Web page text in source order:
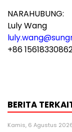
NARAHUBUNG:
Luly Wang
+86
BERITA
Kamis, 6 Agustus